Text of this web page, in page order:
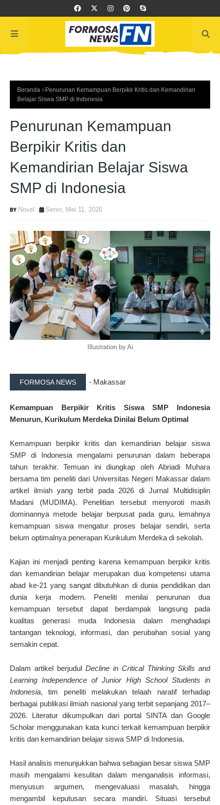
Beranda
Penurunan Kemampuan Berpikir Kritis dan Kemandirian
Belajar Siswa SMP di Indonesia
Penurunan Kemampuan
Berpikir Kritis dan
Kemandirian Belajar Siswa
SMP di Indonesia
Novel Senin, Mei 11, 2026
Illustration by Ai
FORMOSA NEWS - Makassar
Kemampuan Berpikir Kritis Siswa SMP Indonesia
Menurun, Kurikulum Merdeka Dinilai Belum Optimal
Kemampuan berpikir kritis dan kemandirian belajar siswa
SMP di Indonesia mengalami penurunan dalam beberapa
tahun terakhir. Temuan ini diungkap oleh Abriadi Muhara
bersama tim peneliti dari Universitas Negeri Makassar dalam
artikel ilmiah yang terbit pada 2026 di Jurnal Multidisiplin
Madani (MUDIMA). Penelitian tersebut menyoroti masih
dominannya metode belajar berpusat pada guru, lemahnya
kemampuan siswa mengatur proses belajar sendiri, serta
belum optimalnya penerapan Kurikulum Merdeka di sekolah.
Kajian ini menjadi penting karena kemampuan berpikir kritis
dan kemandirian belajar merupakan dua kompetensi utama
abad ke-21 yang sangat dibutuhkan di dunia pendidikan dan
dunia kerja modern. Peneliti menilai penurunan dua
kemampuan tersebut dapat berdampak langsung pada
kualitas generasi muda Indonesia dalam menghadapi
tantangan teknologi, informasi, dan perubahan sosial yang
semakin cepat.
Dalam artikel berjudul Decline in Critical Thinking Skills and
Learning Independence of Junior High School Students in
Indonesia, tim peneliti melakukan telaah naratif terhadap
berbagai publikasi ilmiah nasional yang terbit sepanjang 2017–
2026. Literatur dikumpulkan dari portal SINTA dan Google
Scholar menggunakan kata kunci terkait kemampuan berpikir
kritis dan kemandirian belajar siswa SMP di Indonesia.
Hasil analisis menunjukkan bahwa sebagian besar siswa SMP
masih mengalami kesulitan dalam menganalisis informasi,
menyusun argumen, mengevaluasi masalah, hingga
mengambil keputusan secara mandiri. Situasi tersebut